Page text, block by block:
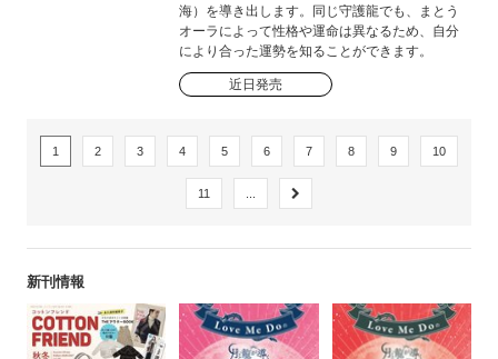
海）を導き出します。同じ守護龍でも、まとう
オーラによって性格や運命は異なるため、自分
により合った運勢を知ることができます。
近日発売
1 2 3 4 5 6 7 8 9 10
11
新刊情報